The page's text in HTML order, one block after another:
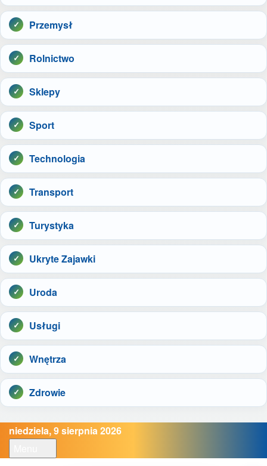
Przemysł
Rolnictwo
Sklepy
Sport
Technologia
Transport
Turystyka
Ukryte Zajawki
Uroda
Usługi
Wnętrza
Zdrowie
niedziela, 9 sierpnia 2026